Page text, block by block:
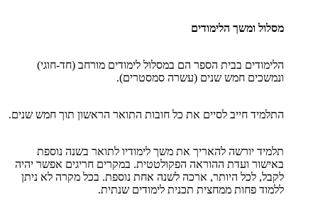
מסלול ומשך הלימודים
הלימודים בבית הספר הם במסלול לימודים מורחב (חד-חוגי)
ונמשכים חמש שנים (עשרה סמסטרים).
התלמיד חייב לסיים את כל חובות התואר הראשון תוך חמש שנים.
תלמיד יורשה להאריך את משך לימודיו לתואר בשנה נוספת
באישור ועדת ההוראה הפקולטטית. במקרים חריגים אפשר יהיה
לקבל, לכל היותר, ארכה לשנה אחת נוספת. בכל מקרה לא ניתן
ללמוד פחות ממחצית תכנית לימודים שנתית.